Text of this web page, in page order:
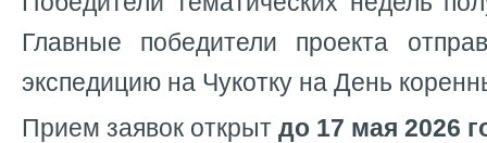
Главные победители проекта
экспедицию на Чукотку на День
Прием заявок открыт до 17 мая 2026